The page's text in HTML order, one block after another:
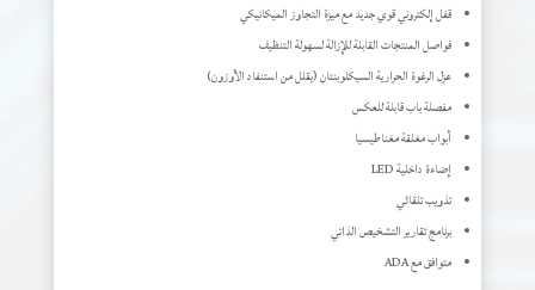
قفل إلكتروني قوي جديد مع ميزة التجاوز الميكانيكي
فواصل المنتجات القابلة للإزالة لسهولة التنظيف
عزل الرغوة الحرارية السيكلوبنتان (يقلل من استنفاد الأوزون)
مفصلة باب قابلة للعكس
أبواب مغلقة مغناطيسيا
إضاءة داخلية LED
تذويب تلقائي
برنامج تقارير التشخيص الذاتي
متوافق مع ADA